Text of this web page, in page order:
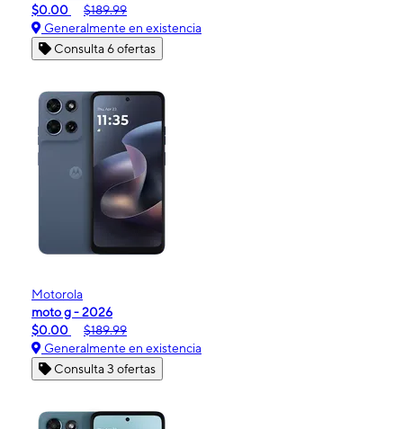
$0.00
$189.99
Generalmente en existencia
Consulta 6 ofertas
Motorola
moto g - 2026
$0.00
$189.99
Generalmente en existencia
Consulta 3 ofertas